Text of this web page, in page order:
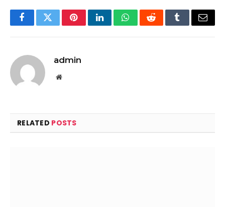
FacebookTwitterPinterestLinkedInWhatsAppRedditTumblrEmail
admin
Website
RELATED POSTS